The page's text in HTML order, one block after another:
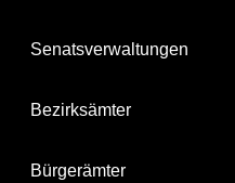
Senatsverwaltungen
Bezirksämter
Bürgerämter